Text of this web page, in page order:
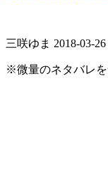
三咲ゆま 2018-03-
※微量のネタバレ